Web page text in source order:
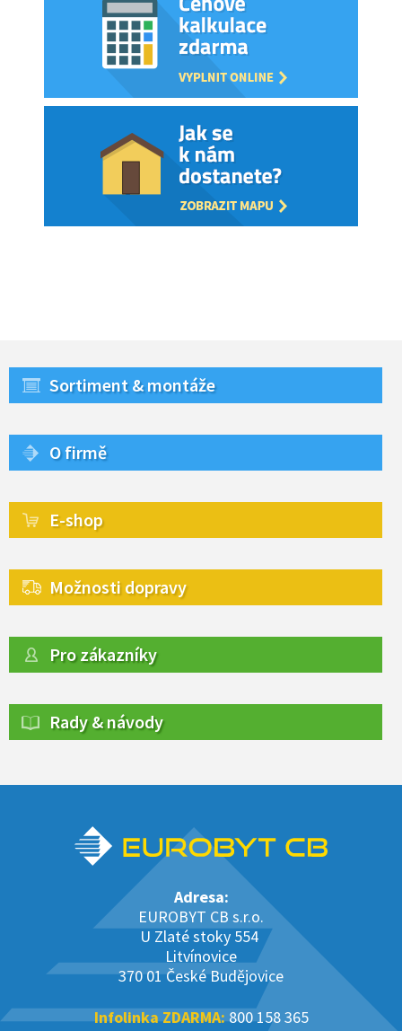
Sortiment & montáže
O firmě
E-shop
Možnosti dopravy
Pro zákazníky
Rady & návody
Adresa:
EUROBYT CB s.r.o.
U Zlaté stoky 554
Litvínovice
370 01 České Budějovice
Infolinka ZDARMA:800 158 365